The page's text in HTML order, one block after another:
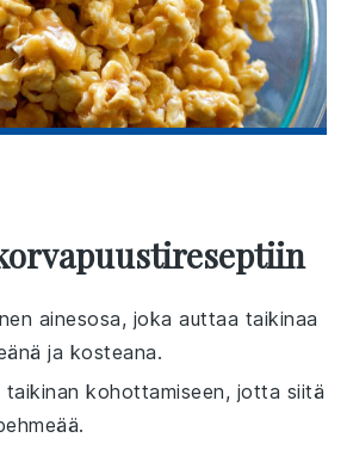
ainesosa, joka auttaa taikinaa
ja kosteana.
taikinan kohottamiseen, jotta siitä